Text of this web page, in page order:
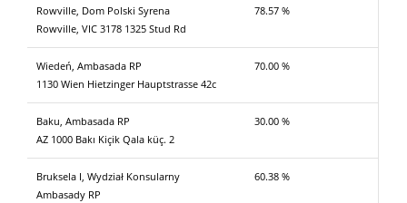
Rowville, Dom Polski Syrena
Rowville, VIC 3178 1325 Stud Rd
78.57 %
Wiedeń, Ambasada RP
1130 Wien Hietzinger Hauptstrasse 42c
70.00 %
Baku, Ambasada RP
AZ 1000 Bakı Kiçik Qala küç. 2
30.00 %
Bruksela I, Wydział Konsularny
Ambasady RP
60.38 %